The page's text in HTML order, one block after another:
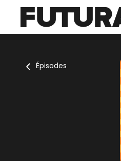
Épisodes